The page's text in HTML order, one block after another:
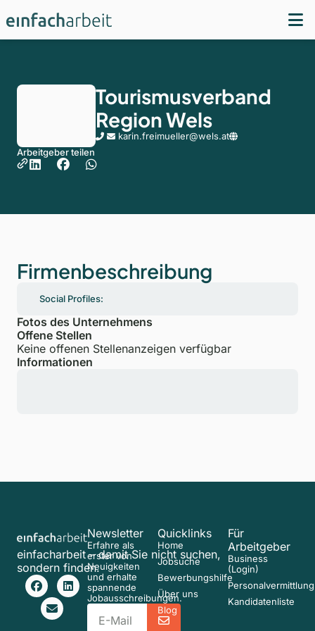
Tourismusverband
Region Wels
karin.freimueller@wels.at
Arbeitgeber teilen
Firmenbeschreibung
Social Profiles:
Fotos des Unternehmens
Offene Stellen
Keine offenen Stellenanzeigen verfügbar
Informationen
einfacharbeit – damit Sie nicht suchen,
sondern finden.
Quicklinks
Home
Jobsuche
Bewerbungshilfe
Über uns
Blog
Für
Arbeitgeber
Business
(Login)
Personalvermittlung
Kandidatenliste
Newsletter
Erfahre als
erster von
Neuigkeiten
und erhalte
spannende
Jobausschreibungen.